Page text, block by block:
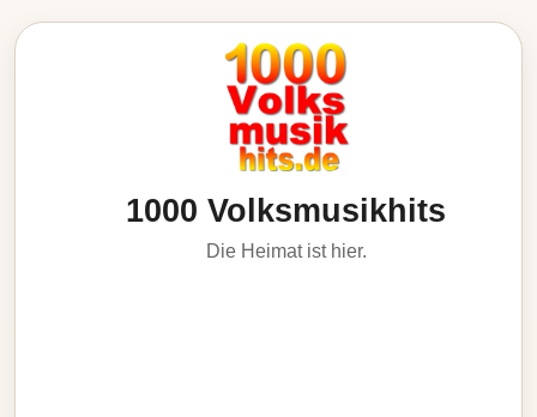
1000 Volksmusikhits
Die Heimat ist hier.